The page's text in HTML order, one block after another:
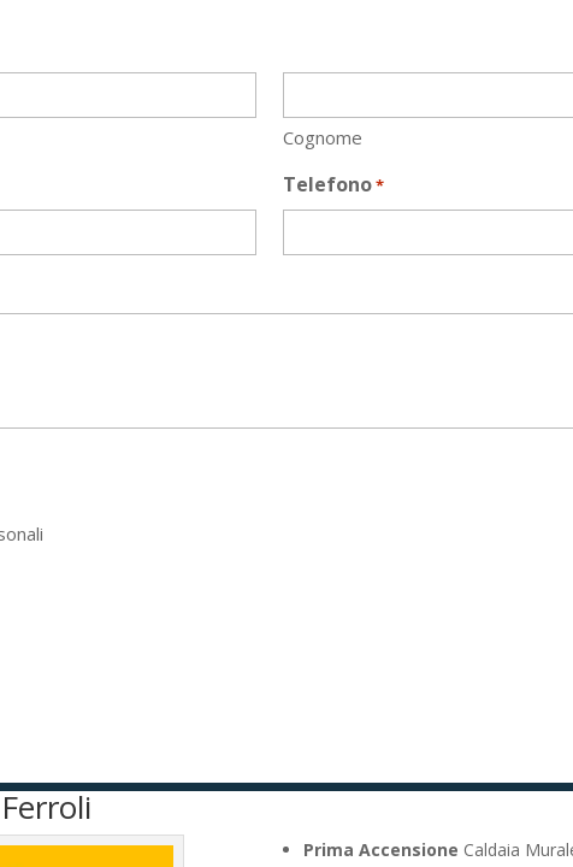
Cognome
Telefono*
Prima Accensione Caldaia